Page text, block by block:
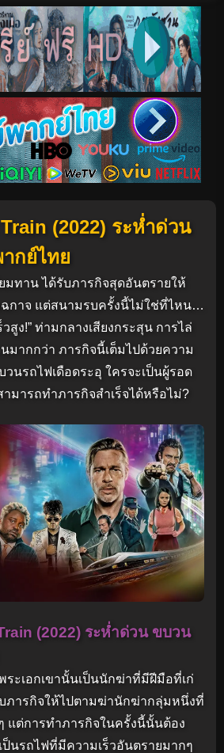
(2022) ระห่ำด่วน
กย์ไทย
มทาน ได้รับภารกิจสุดอันตรายให้
กาจ แต่สนามรบครั้งนี้ไม่ใช่ที่ไหน…
สูง!” ท่ามกลางเสียงกระสุน การไล่
มากกว่า ภารกิจนี้เต็มไปด้วยความ
วนรถไฟเดือดระอุ ใครจะเป็นผู้รอด
มารถทำภารกิจสำเร็จได้หรือไม่?
(2022) ระห่ำด่วน ขบวน
พระเอกเขานั้นเป็นนักฆ่าที่มีฝีมือที่เก่
ภารกิจให้ไปตามฆ่านักฆ่ากลุ่มหนึ่งที่
แต่การทำภารกิจในครั้งนี้นั้นต้อง
นรถไฟที่มีความเร็วอันตรายมากๆ